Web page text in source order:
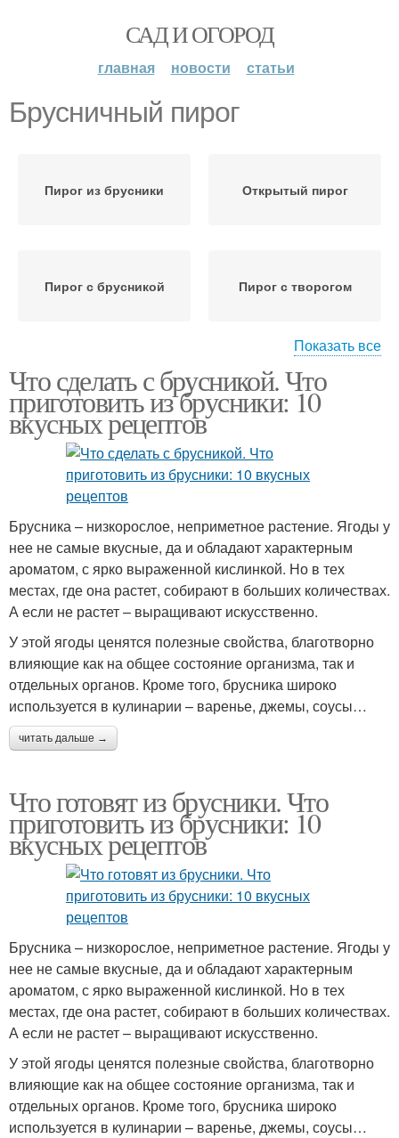
САД И ОГОРОД
главная новости статьи
Брусничный пирог
Пирог из брусники Открытый пирог
Пирог с брусникой Пирог с творогом
Брусничное варение Начинка для пирога
Показать все
Что сделать с брусникой. Что
приготовить из брусники: 10
вкусных рецептов
Брусника – низкорослое, неприметное растение. Ягоды у
нее не самые вкусные, да и обладают характерным
ароматом, с ярко выраженной кислинкой. Но в тех
местах, где она растет, собирают в больших количествах.
А если не растет – выращивают искусственно.
У этой ягоды ценятся полезные свойства, благотворно
влияющие как на общее состояние организма, так и
отдельных органов. Кроме того, брусника широко
используется в кулинарии – варенье, джемы, соусы…
читать дальше →
Что готовят из брусники. Что
приготовить из брусники: 10
вкусных рецептов
Брусника – низкорослое, неприметное растение. Ягоды у
нее не самые вкусные, да и обладают характерным
ароматом, с ярко выраженной кислинкой. Но в тех
местах, где она растет, собирают в больших количествах.
А если не растет – выращивают искусственно.
У этой ягоды ценятся полезные свойства, благотворно
влияющие как на общее состояние организма, так и
отдельных органов. Кроме того, брусника широко
используется в кулинарии – варенье, джемы, соусы…